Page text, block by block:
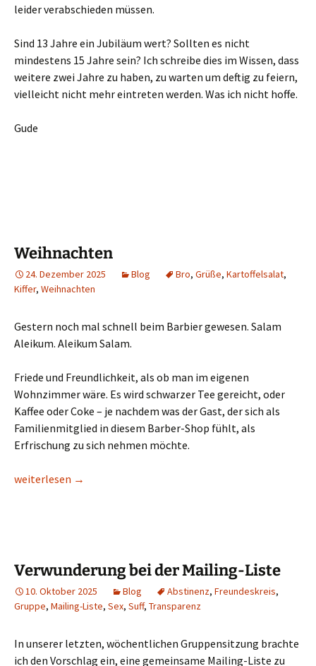
leider verabschieden müssen.
Sind 13 Jahre ein Jubiläum wert? Sollten es nicht
mindestens 15 Jahre sein? Ich schreibe dies im Wissen, dass
weitere zwei Jahre zu haben, zu warten um deftig zu feiern,
vielleicht nicht mehr eintreten werden. Was ich nicht hoffe.
Gude
Weihnachten
24. Dezember 2025 Blog Bro, Grüße, Kartoffelsalat,
Kiffer, Weihnachten
Gestern noch mal schnell beim Barbier gewesen. Salam
Aleikum. Aleikum Salam.
Friede und Freundlichkeit, als ob man im eigenen
Wohnzimmer wäre. Es wird schwarzer Tee gereicht, oder
Kaffee oder Coke – je nachdem was der Gast, der sich als
Familienmitglied in diesem Barber-Shop fühlt, als
Erfrischung zu sich nehmen möchte.
Weihnachten
weiterlesen →
Verwunderung bei der Mailing-Liste
10. Oktober 2025 Blog Abstinenz, Freundeskreis,
Gruppe, Mailing-Liste, Sex, Suff, Transparenz
In unserer letzten, wöchentlichen Gruppensitzung brachte
ich den Vorschlag ein, eine gemeinsame Mailing-Liste zu